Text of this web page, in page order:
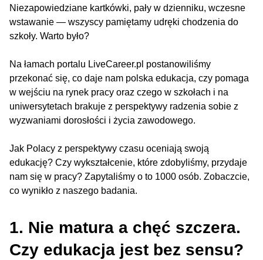
Niezapowiedziane kartkówki, pały w dzienniku, wczesne
wstawanie — wszyscy pamiętamy udręki chodzenia do
szkoły. Warto było?
Na łamach portalu LiveCareer.pl postanowiliśmy
przekonać się, co daje nam polska edukacja, czy pomaga
w wejściu na rynek pracy oraz czego w szkołach i na
uniwersytetach brakuje z perspektywy radzenia sobie z
wyzwaniami dorosłości i życia zawodowego.
Jak Polacy z perspektywy czasu oceniają swoją
edukację? Czy wykształcenie, które zdobyliśmy, przydaje
nam się w pracy? Zapytaliśmy o to 1000 osób. Zobaczcie,
co wynikło z naszego badania.
1. Nie matura a chęć szczera.
Czy edukacja jest bez sensu?